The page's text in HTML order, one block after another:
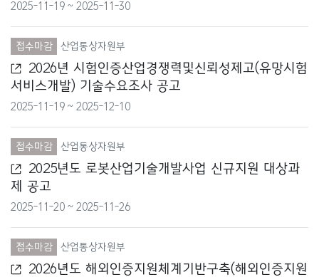
농촌진흥청
다부처
보건복지부
산림청
소방청
여성가족부
외교부
2025-11-19 ~ 2025-11-30
접수마감 산업통상자원부
2026년 시험인증산업경쟁력및신뢰성제고(유망시험
서비스개발) 기술수요조사 공고
2025-11-19 ~ 2025-12-10
접수마감 산업통상자원부
2025년도 로봇산업기술개발사업 신규지원 대상과
제 공고
2025-11-20 ~ 2025-11-26
접수마감 산업통상자원부
2026년도 해외인증지원체계기반구축(해외인증지원